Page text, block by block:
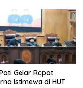
Gelar Rapat
Istimewa di HUT